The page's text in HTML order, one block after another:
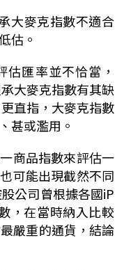
大麥克指數不適合
估。
匯率並不恰當，
大麥克指數有其缺
直指，大麥克指數
甚或濫用。
商品指數來評估一
可能出現截然不同
公司曾根據各國iP
，在當時納入比較
嚴重的通貨，結論